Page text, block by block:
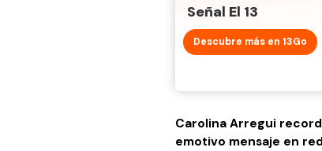
Señal El 13
Descubre más en 13Go
Carolina Arregui
emotivo mensaje en